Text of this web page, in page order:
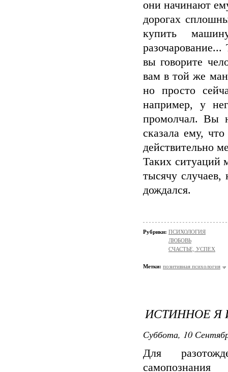
они начинают
дорогах
купить
вы говорите
вам в той же
но просто
например, у
промолчал. Вы
сказала ему,
действительно
Таких ситуаций
тысячу
дождался.
Рубрики: ПСИХОЛОГИЯ
ЛЮБОВЬ
СЧАСТЬЕ, УСПЕХ
Метки: позитивная психология
ИСТИННОЕ Я
Суббота, 10
Для